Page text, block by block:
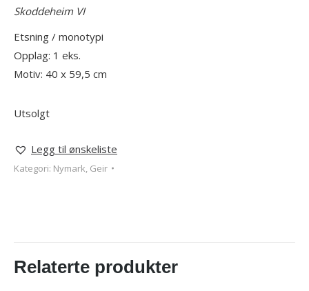
Skoddeheim VI
Etsning / monotypi
Opplag: 1 eks.
Motiv: 40 x 59,5 cm
Utsolgt
Legg til ønskeliste
Kategori: Nymark, Geir
Relaterte produkter